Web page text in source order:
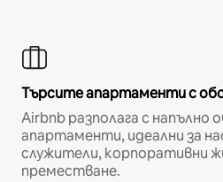
Търсите апартаменти с
Airbnb разполага с напълно
апартаменти, идеални за
служители, корпоративни
преместване.